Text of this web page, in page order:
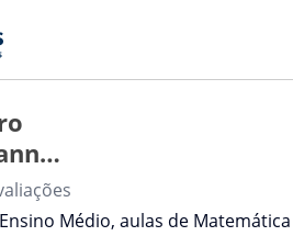
Médio, aulas de Matemática